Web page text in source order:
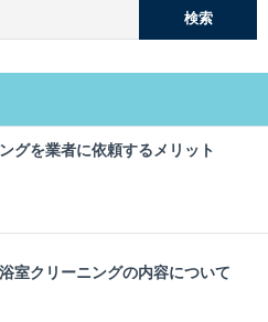
グを業者に依頼するメリット
浴室クリーニングの内容について